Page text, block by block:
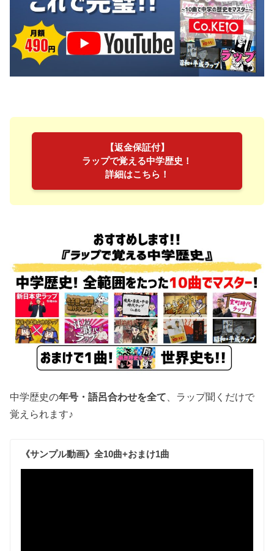
【返金保証付】
ラップで覚える中学歴史！
詳細はこちら！
中学歴史の年号・語呂合わせを全て 、ラップ聞くだけで
覚えられます♪
《サンプル動画》全10曲+おまけ1曲